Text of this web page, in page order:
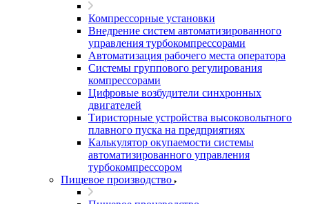
Компрессорные установки
Внедрение систем автоматизированного
управления турбокомпрессорами
Автоматизация рабочего места оператора
Системы группового регулирования
компрессорами
Цифровые возбудители синхронных
двигателей
Тиристорные устройства высоковольтного
плавного пуска на предприятиях
Калькулятор окупаемости системы
автоматизированного управления
турбокомпрессором
Пищевое производство